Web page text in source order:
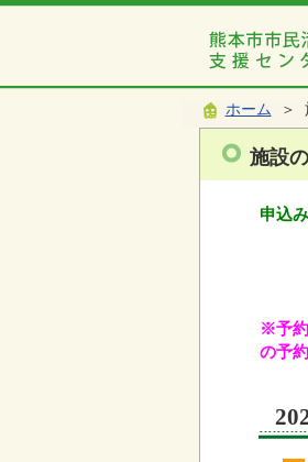
ホーム ＞
施設
申込
※予約
の予